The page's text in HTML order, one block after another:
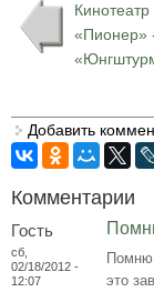
Кинотеатр
«Пионер»
Добавить
Комментарии
Гость
сб,
02/18/2012 -
12:07
Помню
это